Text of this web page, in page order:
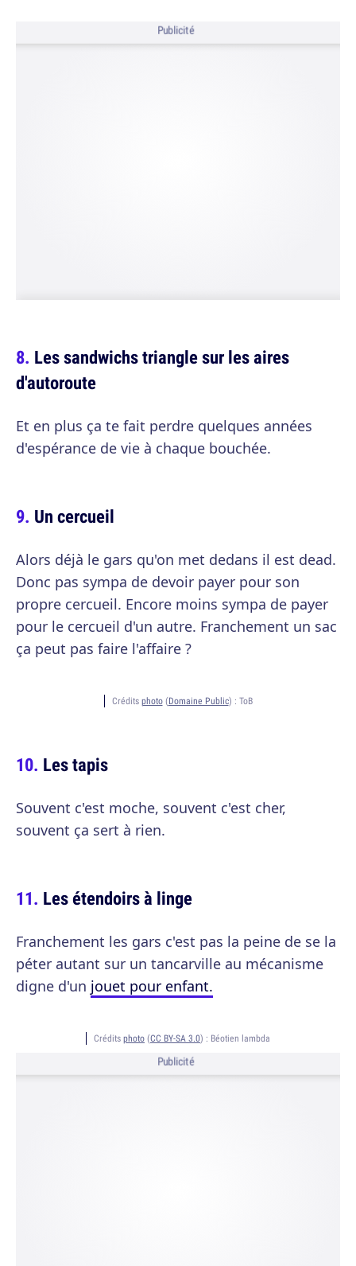
Publicité
Les sandwichs triangle sur les aires
d'autoroute
Et en plus ça te fait perdre quelques années
d'espérance de vie à chaque bouchée.
Un cercueil
Alors déjà le gars qu'on met dedans il est dead.
Donc pas sympa de devoir payer pour son
propre cercueil. Encore moins sympa de payer
pour le cercueil d'un autre. Franchement un sac
ça peut pas faire l'affaire ?
Crédits photo(Domaine Public) : ToB
Les tapis
Souvent c'est moche, souvent c'est cher,
souvent ça sert à rien.
Les étendoirs à linge
Franchement les gars c'est pas la peine de se la
péter autant sur un tancarville au mécanisme
digne d'un jouet pour enfant.
Crédits photo (CC BY-SA 3.0) : Béotien lambda
Publicité